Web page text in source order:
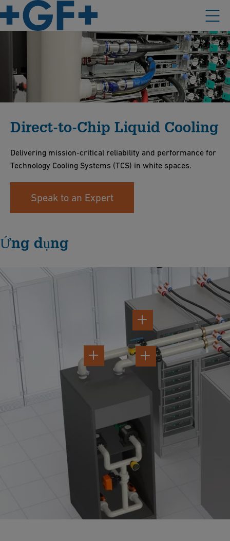
Direct-to-Chip Liquid Cooling
Delivering mission-critical reliability and performance for
Technology Cooling Systems (TCS) in white spaces.
Speak to an Expert
Ứng dụng